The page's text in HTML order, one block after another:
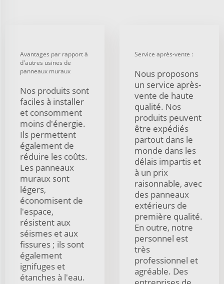
Avantages par rapport à
d'autres usines de
panneaux muraux
Nos produits sont
faciles à installer
et consomment
moins d'énergie.
Ils permettent
également de
réduire les coûts.
Les panneaux
muraux sont
légers,
économisent de
l'espace,
résistent aux
séismes et aux
fissures ; ils sont
également
ignifuges et
étanches à l'eau.
Service après-vente :
Nous proposons
un service après-
vente de haute
qualité. Nos
produits peuvent
être expédiés
partout dans le
monde dans les
délais impartis et
à un prix
raisonnable, avec
des panneaux
extérieurs de
première qualité.
En outre, notre
personnel est
très
professionnel et
agréable. Des